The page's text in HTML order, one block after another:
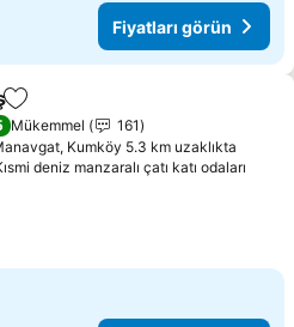
Fiyatları görün
Favorilerime ekle
Mükemmel
161
Kumköy 5.3 km uzaklıkta
deniz manzaralı çatı katı odaları